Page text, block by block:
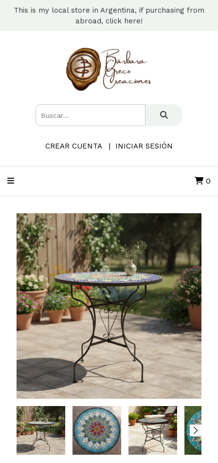
This is my local store in Argentina, if purchasing from
abroad, click here!
CREAR CUENTA INICIAR SESIÓN
0